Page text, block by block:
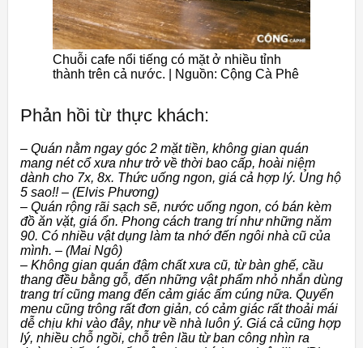
Chuỗi cafe nổi tiếng có mặt ở nhiều tỉnh
thành trên cả nước. | Nguồn: Cộng Cà Phê
Phản hồi từ thực khách:
– Quán nằm ngay góc 2 mặt tiền, không gian quán
mang nét cổ xưa như trở về thời bao cấp, hoài niệm
dành cho 7x, 8x. Thức uống ngon, giá cả hợp lý. Ủng hộ
5 sao!! – (Elvis Phương)
– Quán rộng rãi sạch sẽ, nước uống ngon, có bán kèm
đồ ăn vặt, giá ổn. Phong cách trang trí như những năm
90. Có nhiều vật dụng làm ta nhớ đến ngôi nhà cũ của
mình. – (Mai Ngô)
– Không gian quán đậm chất xưa cũ, từ bàn ghế, cầu
thang đều bằng gỗ, đến những vật phẩm nhỏ nhắn dùng
trang trí cũng mang đến cảm giác ấm cúng nữa. Quyển
menu cũng trông rất đơn giản, có cảm giác rất thoải mái
dễ chịu khi vào đây, như về nhà luôn ý. Giá cả cũng hợp
lý, nhiều chỗ ngồi, chỗ trên lầu từ ban công nhìn ra